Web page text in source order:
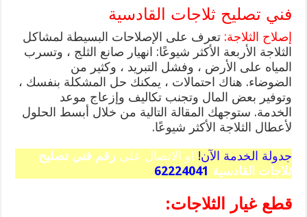
فني تصليح ثلاجات القادسية
إصلاح الثلاجة: تعرف على الإصلاحات البسيطة لمشاكل
الثلاجة الأربعة الأكثر شيوعًا: انهيار صانع الثلج ، وتسرب
المياه على الأرض ، وفشل التبريد ، وكثير من
الضوضاء. هناك احتمالات ، يمكنك حل المشكلة بنفسك ،
وتوفير بعض المال وتجنب تكاليف وإزعاج موعد
الخدمة. ستوجهك المقالة التالية من خلال أبسط الحلول
لأعطال الثلاجة الأكثر شيوعًا.
جدولة الخدمة الآن! او الاتصال علىرقم فني تصليح
ثلاجات القادسية 62224041
قطع غيار الثلاجات: